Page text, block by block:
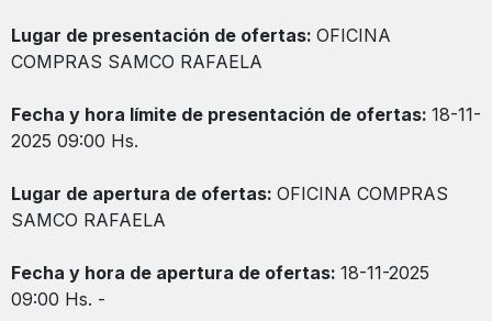
Lugar de presentación de ofertas: OFICINA
COMPRAS SAMCO RAFAELA
Fecha y hora límite de presentación de ofertas: 18-11-
2025 09:00 Hs.
Lugar de apertura de ofertas: OFICINA COMPRAS
SAMCO RAFAELA
Fecha y hora de apertura de ofertas: 18-11-2025
09:00 Hs. -